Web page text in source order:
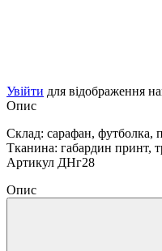
Увійти для відображення
Опис
Склад: сарафан, футболка,
Тканина: габардин принт,
Артикул ДНг28
Опис